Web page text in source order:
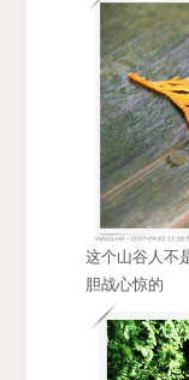
这个山谷人不
胆战心惊的